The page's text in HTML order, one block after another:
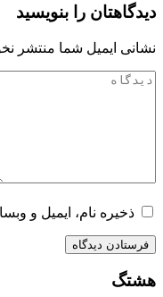
دیدگاهتان را بنویسید
نشانی ایمیل شما منتشر
ذخیره نام، ایمیل و
هشتگ